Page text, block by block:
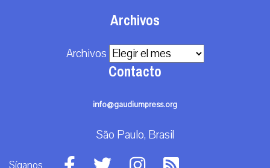
Archivos
Archivos
Contacto
info@gaudiumpress.org
São Paulo, Brasil